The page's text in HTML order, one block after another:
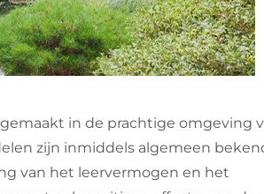
in de prachtige omgeving
zijn inmiddels algemeen
van het leervermogen en het